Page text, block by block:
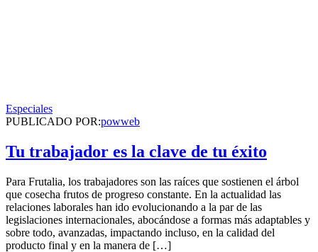
Especiales
PUBLICADO POR:powweb
Tu trabajador es la clave de tu éxito
Para Frutalia, los trabajadores son las raíces que sostienen el árbol
que cosecha frutos de progreso constante. En la actualidad las
relaciones laborales han ido evolucionando a la par de las
legislaciones internacionales, abocándose a formas más adaptables y
sobre todo, avanzadas, impactando incluso, en la calidad del
producto final y en la manera de […]